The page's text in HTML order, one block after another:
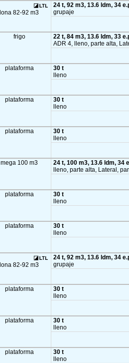
lona 82-92 m3
24 t, 92 m3, 13.6 ldm, 34
grupaje
frigo
22 t, 84 m3, 13.6 ldm, 33
ADR 4, lleno, parte alta,
plataforma
30 t
lleno
plataforma
30 t
lleno
plataforma
30 t
lleno
mega 100 m3
24 t, 100 m3, 13.6 ldm, 34
lleno, parte alta, Lateral,
plataforma
30 t
lleno
plataforma
30 t
lleno
lona 82-92 m3
24 t, 92 m3, 13.6 ldm, 34
grupaje
plataforma
30 t
lleno
plataforma
30 t
lleno
plataforma
30 t
lleno